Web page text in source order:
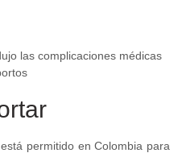
permitido en Colombia para